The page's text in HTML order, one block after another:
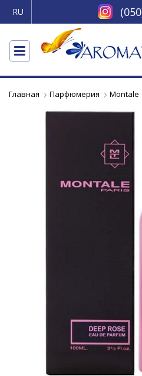
RU
Главная Парфюмерия Montale